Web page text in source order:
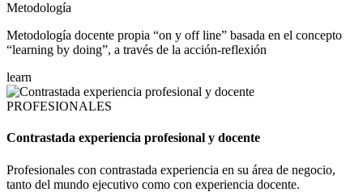
Metodología
Metodología docente propia “on y off line” basada en el concepto
“learning by doing”, a través de la acción-reflexión
learn
PROFESIONALES
Contrastada experiencia profesional y docente
Profesionales con contrastada experiencia en su área de negocio,
tanto del mundo ejecutivo como con experiencia docente.